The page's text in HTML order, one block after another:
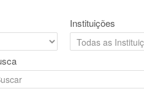
Instituições